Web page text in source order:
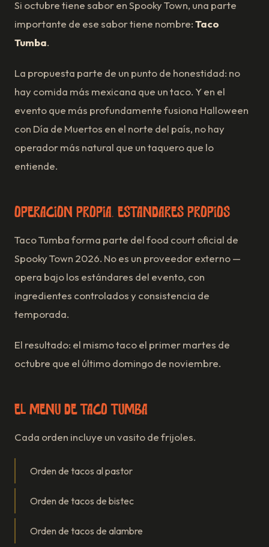
Si octubre tiene sabor en Spooky Town, una parte
importante de ese sabor tiene nombre:Taco
Tumba.
La propuesta parte de un punto de honestidad: no
hay comida más mexicana que un taco. Y en el
evento que más profundamente fusiona Halloween
con Día de Muertos en el norte del país, no hay
operador más natural que un taquero que lo
entiende.
Operación propia, estándares propios
Taco Tumba forma parte del food court oficial de
Spooky Town 2026. No es un proveedor externo —
opera bajo los estándares del evento, con
ingredientes controlados y consistencia de
temporada.
El resultado: el mismo taco el primer martes de
octubre que el último domingo de noviembre.
El menú de Taco Tumba
Cada orden incluye un vasito de frijoles.
Orden de tacos al pastor
Orden de tacos de bistec
Orden de tacos de alambre